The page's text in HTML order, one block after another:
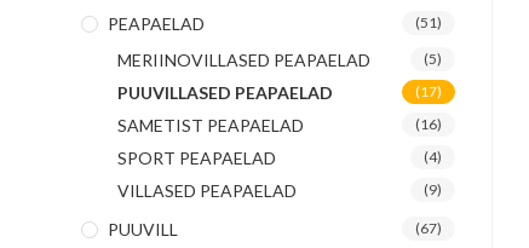
PEAPAELAD (51)
MERIINOVILLASED PEAPAELAD (5)
PUUVILLASED PEAPAELAD (17)
SAMETIST PEAPAELAD (16)
SPORT PEAPAELAD (4)
VILLASED PEAPAELAD (9)
PUUVILL (67)